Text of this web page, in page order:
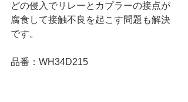
どの侵入でリレーとカプラーの接点が
腐食して接触不良を起こす問題も解決
です。
品番：WH34D215